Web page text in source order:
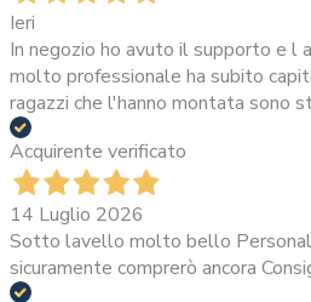
Ieri
In negozio ho avuto il supporto e l
molto professionale ha subito
ragazzi che l'hanno montata sono
Acquirente verificato
14 Luglio 2026
Sotto lavello molto bello
sicuramente comprerò ancora